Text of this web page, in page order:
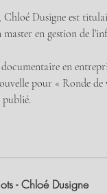
Dusigne est
master en gestion de
en
pour « Ronde de
- Chloé Dusigne